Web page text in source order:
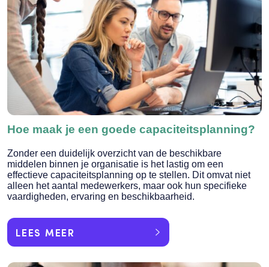
Hoe maak je een goede capaciteitsplanning?
Zonder een duidelijk overzicht van de beschikbare
middelen binnen je organisatie is het lastig om een
effectieve capaciteitsplanning op te stellen. Dit omvat niet
alleen het aantal medewerkers, maar ook hun specifieke
vaardigheden, ervaring en beschikbaarheid.
LEES MEER